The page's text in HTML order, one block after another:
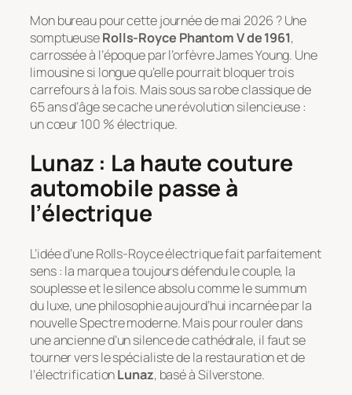
Mon bureau pour cette journée de mai 2026 ? Une
somptueuseRolls-Royce Phantom V de 1961,
carrossée à l’époque par l’orfèvre James Young. Une
limousine si longue qu’elle pourrait bloquer trois
carrefours à la fois. Mais sous sa robe classique de
65 ans d’âge se cache une révolution silencieuse :
un cœur 100 % électrique.
Lunaz : La haute couture
automobile passe à
l’électrique
L’idée d’une Rolls-Royce électrique fait parfaitement
sens : la marque a toujours défendu le couple, la
souplesse et le silence absolu comme le summum
du luxe, une philosophie aujourd’hui incarnée par la
nouvelle Spectre moderne. Mais pour rouler dans
une ancienne d’un silence de cathédrale, il faut se
tourner vers le spécialiste de la restauration et de
l’électrificationLunaz, basé à Silverstone.